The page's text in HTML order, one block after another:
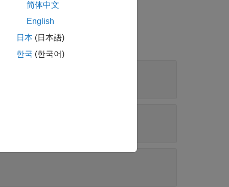
简体中文
English
日本 (日本語)
한국 (한국어)